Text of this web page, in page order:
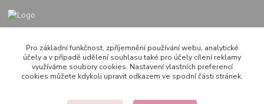
PO-PÁ 10-20h., SO+NE 14-20h.
zemepanenek@gmail.com
Pro základní funkčnost, zpříjemnění používání webu, analytické
účely a v případě udělení souhlasu také pro účely cílení reklamy
využíváme soubory cookies. Nastavení vlastních preferencí
cookies můžete kdykoli upravit odkazem ve spodní části stránek.